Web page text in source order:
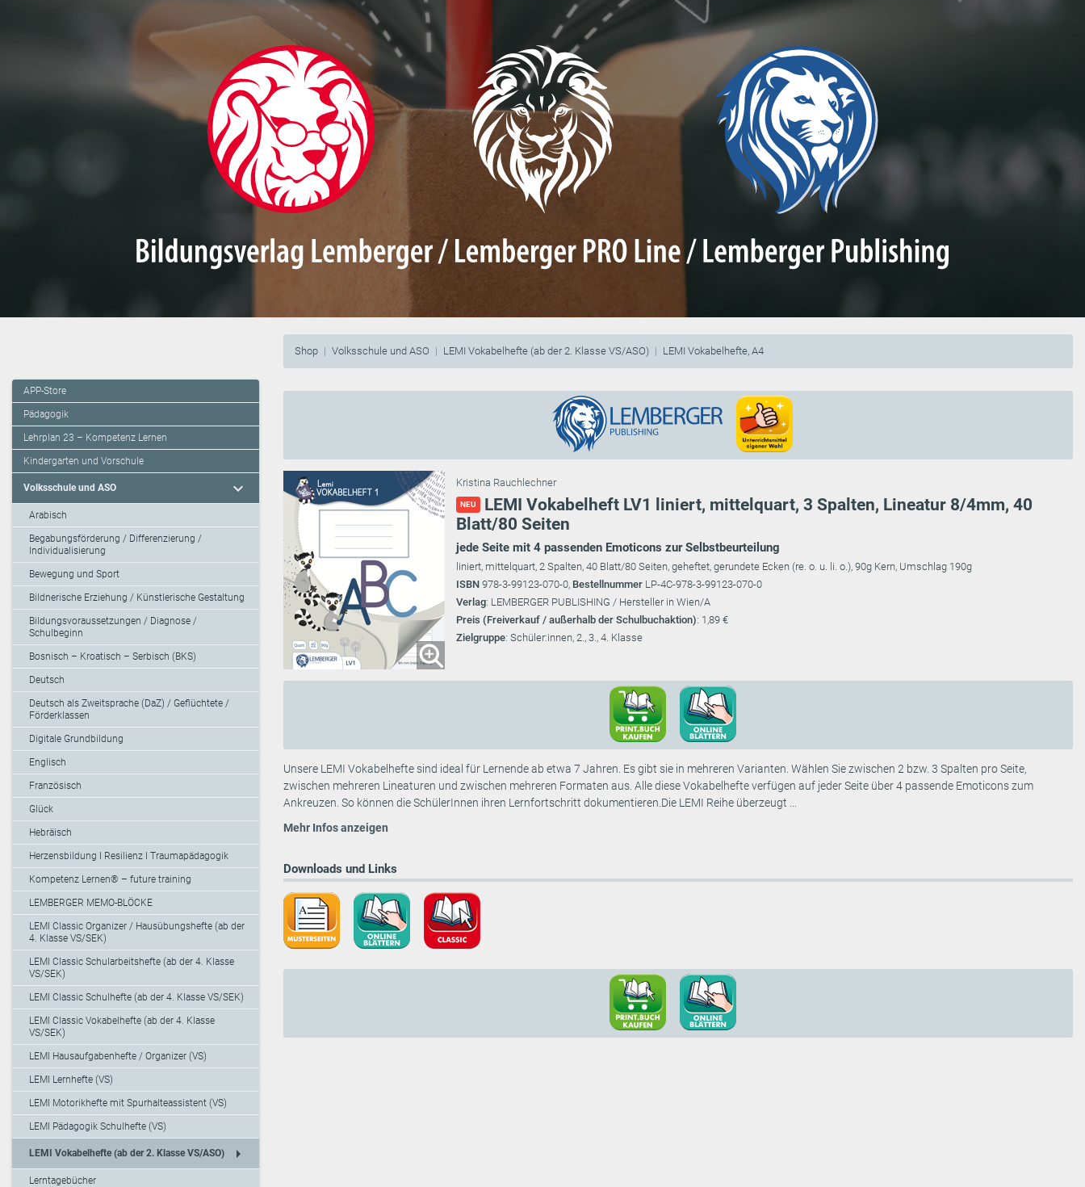
Shop Volksschule und ASO LEMI Vokabelhefte (ab der 2. Klasse VS/ASO) LEMI Vokabelhefte, A4
APP-Store
Pädagogik
Lehrplan 23 – Kompetenz Lernen
Kindergarten und Vorschule
Volksschule und ASO expand_more
Arabisch
Begabungsförderung / Differenzierung /
Individualisierung
Bewegung und Sport
Bildnerische Erziehung / Künstlerische Gestaltung
Bildungsvoraussetzungen / Diagnose /
Schulbeginn
Bosnisch – Kroatisch – Serbisch (BKS)
Deutsch
Deutsch als Zweitsprache (DaZ) / Geflüchtete /
Förderklassen
Digitale Grundbildung
Englisch
Französisch
Glück
Hebräisch
Herzensbildung I Resilienz I Traumapädagogik
Kompetenz Lernen® – future training
LEMBERGER MEMO-BLÖCKE
LEMI Classic Organizer / Hausübungshefte (ab der
4. Klasse VS/SEK)
LEMI Classic Schularbeitshefte (ab der 4. Klasse
VS/SEK)
LEMI Classic Schulhefte (ab der 4. Klasse VS/SEK)
LEMI Classic Vokabelhefte (ab der 4. Klasse
VS/SEK)
LEMI Hausaufgabenhefte / Organizer (VS)
LEMI Lernhefte (VS)
LEMI Motorikhefte mit Spurhalteassistent (VS)
LEMI Pädagogik Schulhefte (VS)
LEMI Vokabelhefte (ab der 2. Klasse VS/ASO) arrow_right
Lerntagebücher
Kristina Rauchlechner
NEU
LEMI Vokabelheft LV1 liniert, mittelquart, 3 Spalten, Lineatur 8/4mm, 40
Blatt/80 Seiten
jede Seite mit 4 passenden Emoticons zur Selbstbeurteilung
liniert, mittelquart, 2 Spalten, 40 Blatt/80 Seiten, geheftet, gerundete Ecken (re. o. u. li. o.), 90g Kern, Umschlag 190g
ISBN 978-3-99123-070-0, Bestellnummer LP-4C-978-3-99123-070-0
Verlag: LEMBERGER PUBLISHING / Hersteller in Wien/A
Preis (Freiverkauf / außerhalb der Schulbuchaktion): 1,89 €
Zielgruppe: Schüler:innen, 2., 3., 4. Klasse
Unsere LEMI Vokabelhefte sind ideal für Lernende ab etwa 7 Jahren. Es gibt sie in mehreren Varianten. Wählen Sie zwischen 2 bzw. 3 Spalten pro Seite,
zwischen mehreren Lineaturen und zwischen mehreren Formaten aus. Alle diese Vokabelhefte verfügen auf jeder Seite über 4 passende Emoticons zum
Ankreuzen. So können die SchülerInnen ihren Lernfortschritt dokumentieren.Die LEMI Reihe überzeugt ...
Mehr Infos anzeigen
Downloads und Links